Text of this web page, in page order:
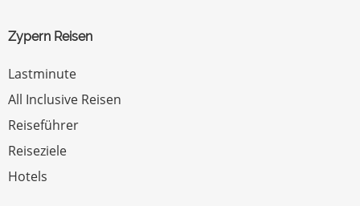
Zypern Reisen
Lastminute
All Inclusive Reisen
Reiseführer
Reiseziele
Hotels